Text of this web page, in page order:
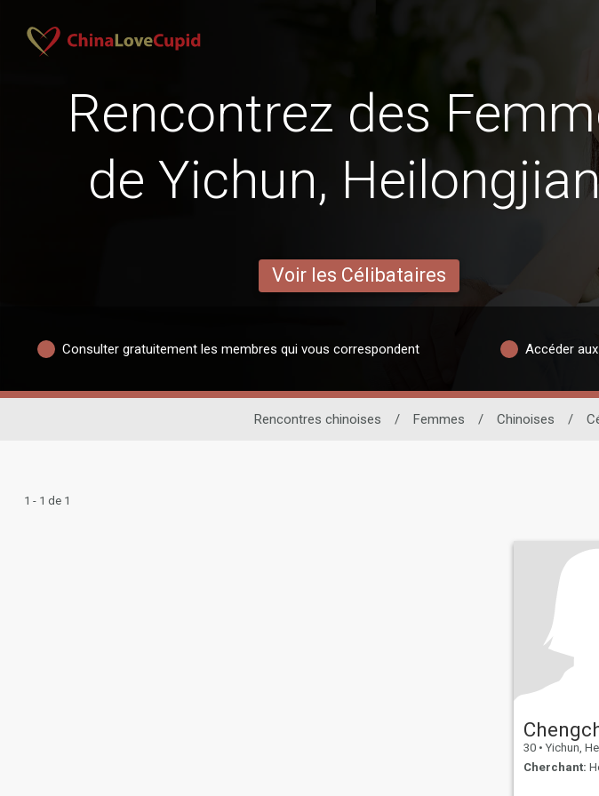
Rencontrez des
de Yichun,
Voir les Célibataires
Consulter gratuitement les membres qui vous correspondent Accéder
Rencontres chinoises / Femmes / Chinoises /
1 - 1 de 1
30 • Yichun,
Cherchant: